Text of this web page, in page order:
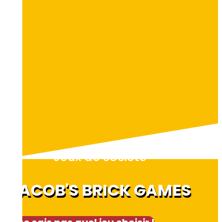
Jeux de société
JACOB'S BRICK GAMES